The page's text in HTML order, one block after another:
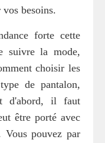
besoins.
forte cette
suivre la mode,
choisir les
de pantalon,
d'abord, il faut
être porté avec
Vous pouvez par